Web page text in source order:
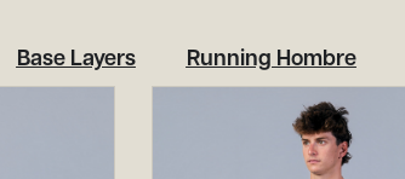
Base Layers Running Hombre